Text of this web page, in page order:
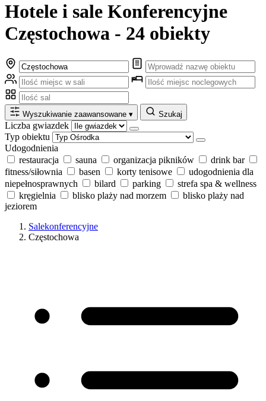
Hotele i sale Konferencyjne
Częstochowa - 24 obiekty
Wyszukiwanie zaawansowane ▾ Szukaj
Liczba gwiazdek
Typ obiektu
Udogodnienia
restauracja
sauna organizacja pikników
drink bar
fitness/siłownia
basen korty tenisowe
udogodnienia dla
niepełnosprawnych
bilard parking
strefa spa & wellness
kręgielnia
blisko plaży nad morzem
blisko plaży nad
jeziorem
Salekonferencyjne
Częstochowa